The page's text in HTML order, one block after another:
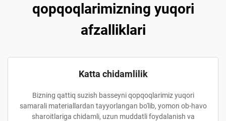
qopqoqlarimizning yuqori
afzalliklari
Katta chidamlilik
Bizning qattiq suzish basseyni qopqoqlarimiz yuqori
samarali materiallardan tayyorlangan bo'lib, yomon ob-havo
sharoitlariga chidamli, uzun muddatli foydalanish va